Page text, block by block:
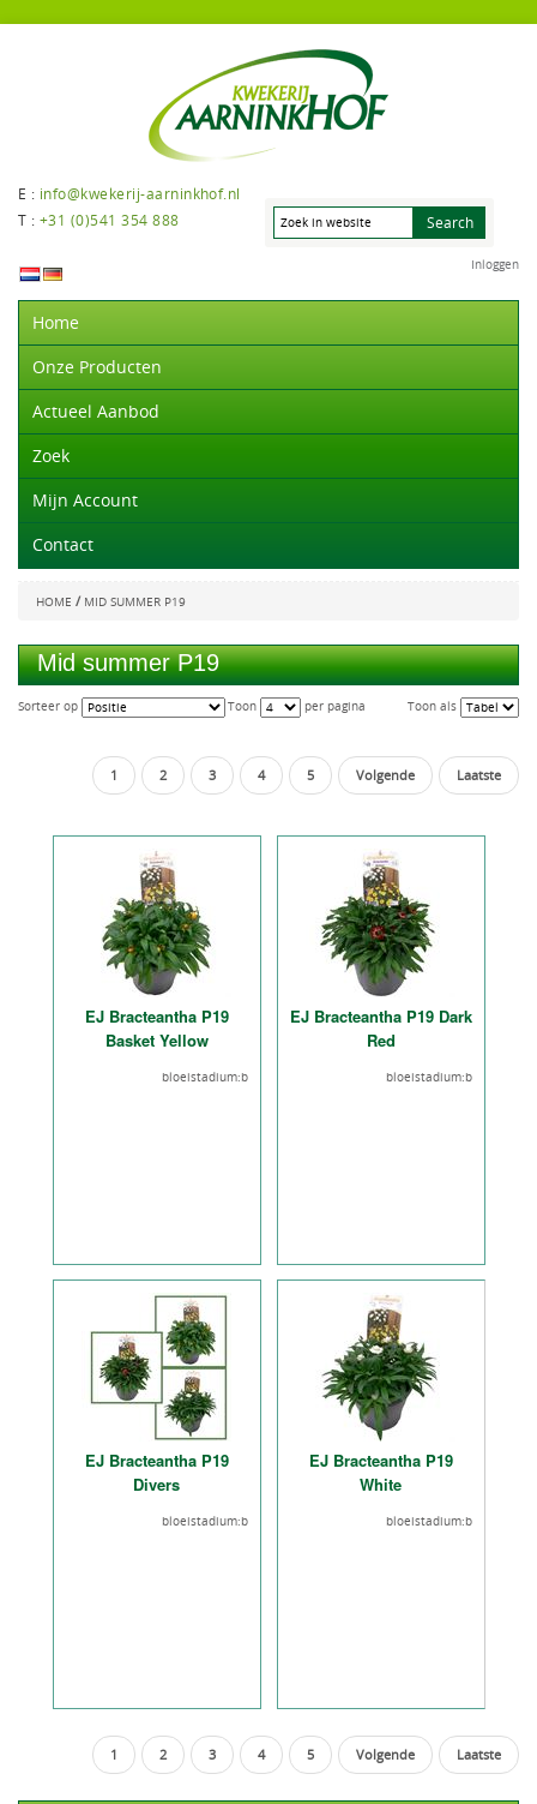
E : info@kwekerij-aarninkhof.nl
T : +31 (0)541 354 888
Inloggen
Home
Onze Producten
Actueel Aanbod
Zoek
Mijn Account
Contact
HOME / MID SUMMER P19
Mid summer P19
Toon als
Sorteer op Toon per pagina
1 2 3 4 5 Volgende Laatste
EJ Bracteantha P19
Basket Yellow
bloeistadium:b
EJ Bracteantha P19 Dark
Red
bloeistadium:b
EJ Bracteantha P19
Divers
bloeistadium:b
EJ Bracteantha P19
White
bloeistadium:b
1 2 3 4 5 Volgende Laatste